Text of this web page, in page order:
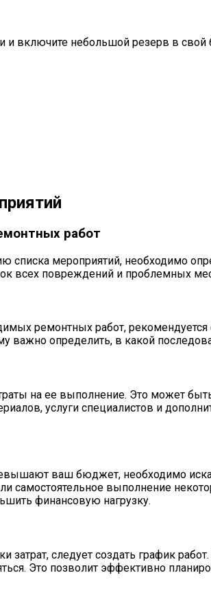
включите небольшой резерв в
работ
списка мероприятий, необходимо
всех повреждений и проблемных
ремонтных работ,
важно определить, в какой
на ее выполнение. Это может
услуги специалистов и
ваш бюджет, необходимо
самостоятельное выполнение
финансовую нагрузку.
затрат, следует создать график
Это позволит эффективно